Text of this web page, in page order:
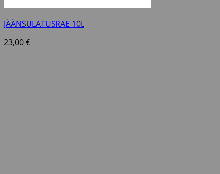
JÄÄNSULATUSRAE 10L
23,00€